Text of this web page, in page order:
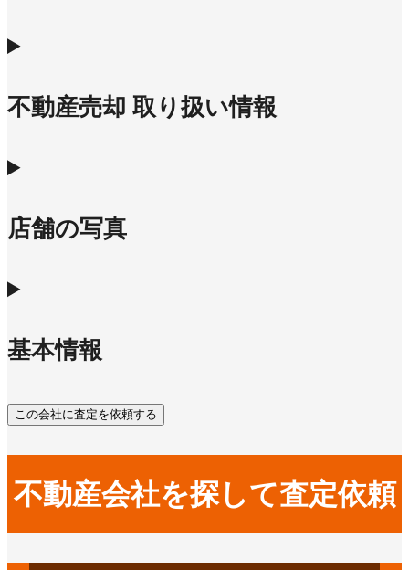
不動産売却 取り扱い情報
店舗の写真
基本情報
この会社に査定を依頼する
不動産会社を探して査定依頼